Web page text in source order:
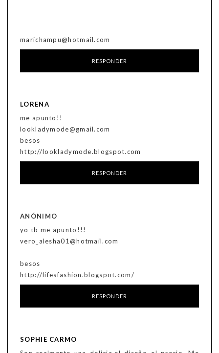
marichampu@hotmail.com
RESPONDER
LORENA
me apunto!!
lookladymode@gmail.com
besos
http://lookladymode.blogspot.com
RESPONDER
ANÓNIMO
yo tb me apunto!!!
vero_alesha01@hotmail.com
besos
http://lifesfashion.blogspot.com/
RESPONDER
SOPHIE CARMO